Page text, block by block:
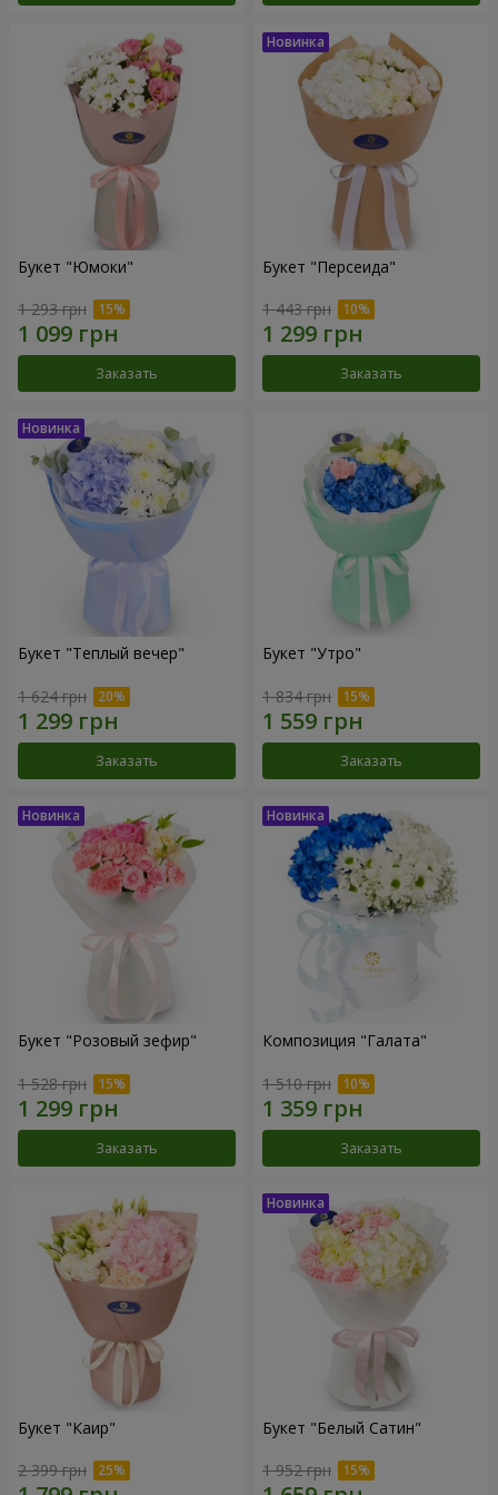
Букет "Юмоки"
1 293 грн
Заказать
Букет "Персеида"
1 443 грн
Заказать
Букет "Теплый вечер"
1 624 грн
Заказать
Букет "Утро"
1 834 грн
Заказать
Букет "Розовый зефир"
1 528 грн
Заказать
Композиция "Галата"
1 510 грн
Заказать
Букет "Каир"
2 399 грн
Букет "Белый Сатин"
1 952 грн